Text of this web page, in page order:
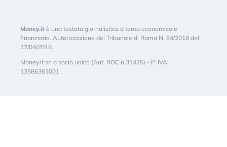
Money.it è una testata giornalistica a tema economico e
finanziario. Autorizzazione del Tribunale di Roma N. 84/2018 del
12/04/2018.
Money.it srl a socio unico (Aut. ROC n.31425) - P. IVA:
13586361001